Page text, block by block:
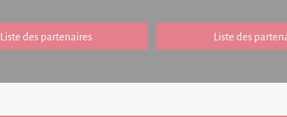
Liste des partenaires Liste des